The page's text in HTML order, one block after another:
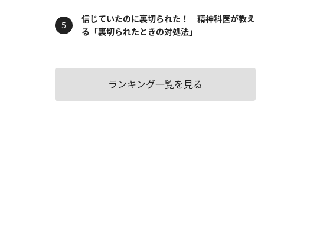
信じていたのに裏切られた！ 精神科医が教え
る「裏切られたときの対処法」
ランキング一覧を見る